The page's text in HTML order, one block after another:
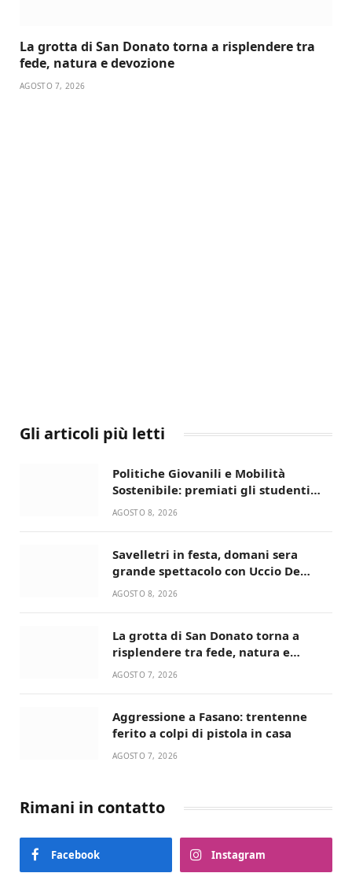
La grotta di San Donato torna a risplendere tra
fede, natura e devozione
AGOSTO 7, 2026
Gli articoli più letti
Politiche Giovanili e Mobilità
Sostenibile: premiati gli studenti
universitari del bando “La strada
AGOSTO 8, 2026
Savelletri in festa, domani sera
grande spettacolo con Uccio De
Santis
AGOSTO 8, 2026
La grotta di San Donato torna a
risplendere tra fede, natura e
devozione
AGOSTO 7, 2026
Aggressione a Fasano: trentenne
ferito a colpi di pistola in casa
AGOSTO 7, 2026
Rimani in contatto
Facebook Instagram